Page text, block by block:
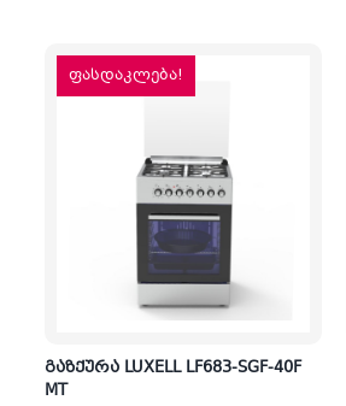
ფასდაკლება!
გაზქურა LUXELL LF683-SGF-40F
MT